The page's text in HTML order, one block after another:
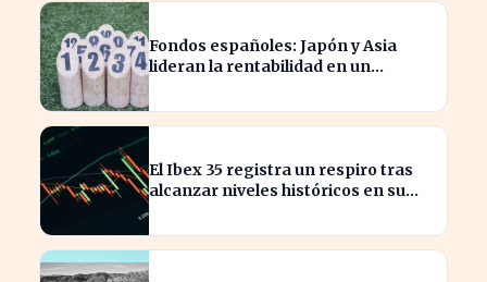
Fondos españoles: Japón y Asia
lideran la rentabilidad en un
El Ibex 35 registra un respiro tras
alcanzar niveles históricos en su